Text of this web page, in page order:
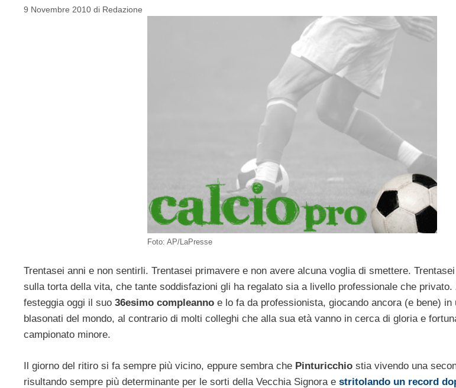
9 Novembre 2010 di Redazione
Foto: AP/LaPresse
Trentasei anni e non sentirli. Trentasei primavere e non avere alcuna voglia di smettere.
sulla torta della vita, che tante soddisfazioni gli ha regalato sia a livello professionale che privato.
festeggia oggi il suo 36esimo compleanno e lo fa da professionista, giocando ancora (e bene) in
blasonati del mondo, al contrario di molti colleghi che alla sua età vanno in cerca di gloria e
campionato minore.
Il giorno del ritiro si fa sempre più vicino, eppure sembra che Pinturicchio stia vivendo una
risultando sempre più determinante per le sorti della Vecchia Signora e stritolando un record